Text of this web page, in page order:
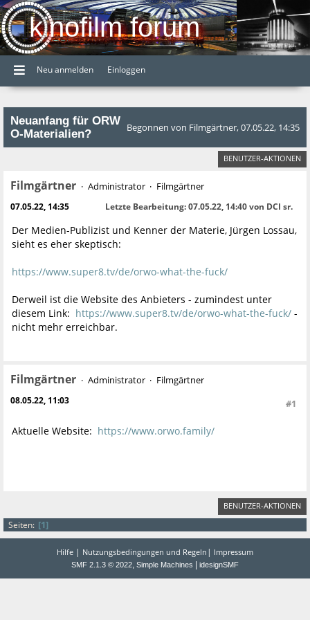
kinofilm forum
Neu anmelden Einloggen
Neuanfang für ORW
O-Materialien?
Begonnen von Filmgärtner, 07.05.22, 14:35
BENUTZER-AKTIONEN
Filmgärtner Administrator Filmgärtner
07.05.22, 14:35 Letzte Bearbeitung: 07.05.22, 14:40 von DCI sr.
Der Medien-Publizist und Kenner der Materie, Jürgen Lossau,
sieht es eher skeptisch:
https://www.super8.tv/de/orwo-what-the-fuck/
Derweil ist die Website des Anbieters - zumindest unter
diesem Link: https://www.super8.tv/de/orwo-what-the-fuck/ -
nicht mehr erreichbar.
Filmgärtner Administrator Filmgärtner
08.05.22, 11:03 #1
Aktuelle Website: https://www.orwo.family/
BENUTZER-AKTIONEN
Seiten 1
Hilfe | Nutzungsbedingungen und Regeln | Impressum
SMF 2.1.3 © 2022, Simple Machines idesignSMF